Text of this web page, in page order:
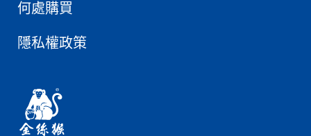
何處購買
隱私權政策